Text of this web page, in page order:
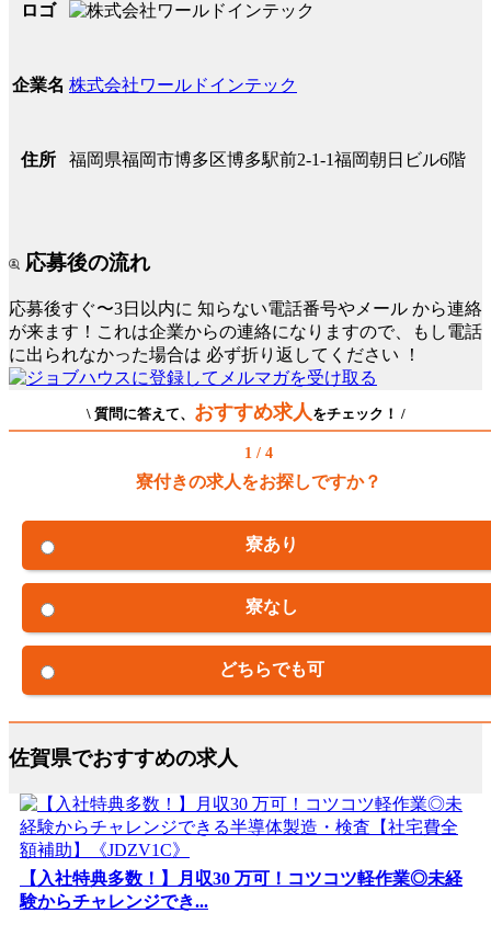
ロゴ
企業名 株式会社ワールドインテック
住所 福岡県福岡市博多区博多駅前2-1-1福岡朝日ビル6階
応募後の流れ
応募後すぐ〜3日以内に 知らない電話番号やメール から連絡
が来ます！これは企業からの連絡になりますので、もし電話
に出られなかった場合は 必ず折り返してください ！
\ 質問に答えて、 おすすめ求人をチェック！ /
1 / 4
寮付きの求人をお探しですか？
寮あり
寮なし
どちらでも可
佐賀県でおすすめの求人
【入社特典多数！】月収30 万可！コツコツ軽作業◎未経
験からチャレンジでき...